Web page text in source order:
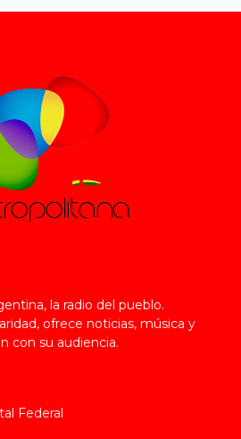
la radio del pueblo.
ofrece noticias, música y
con su audiencia.
Federal